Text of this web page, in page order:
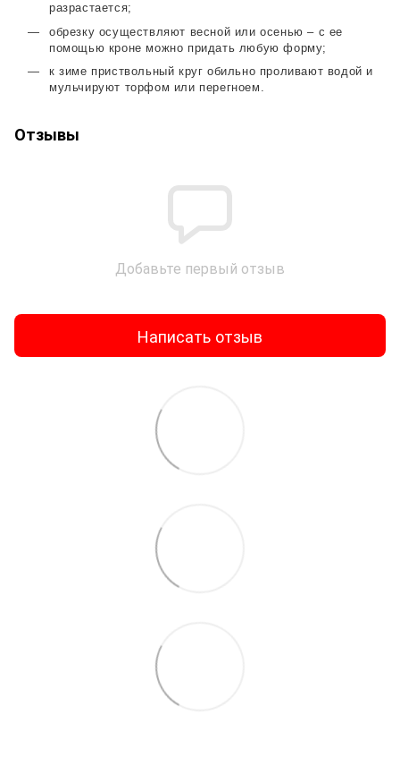
разрастается;
обрезку осуществляют весной или осенью – с ее
помощью кроне можно придать любую форму;
к зиме приствольный круг обильно проливают водой и
мульчируют торфом или перегноем.
Отзывы
Добавьте первый отзыв
Написать отзыв